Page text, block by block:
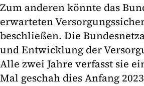
Zum anderen könnte das
erwarteten
beschließen. Die
und Entwicklung der
Alle zwei Jahre verfasst sie
Mal geschah dies Anfang